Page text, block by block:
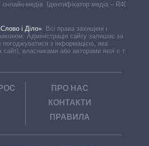
медіа. Ідентифікатор медіа – R40-
і Діло». Всі права захищені і
Адміністрація сайту залишає за
з інформацією, яка
сайті, власниками або авторами якої є треті
РОС
ПРО НАС
КОНТАКТИ
ПРАВИЛА